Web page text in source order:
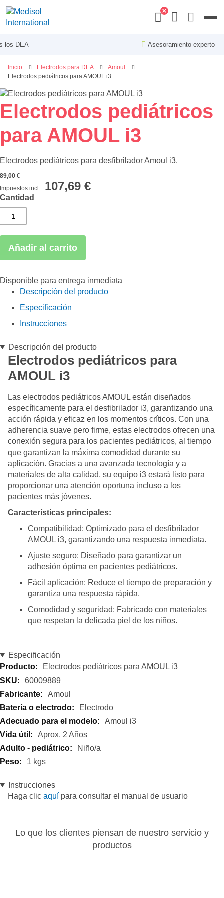
Asesoramiento experto
Inicio Electrodos para DEA
Amoul
Electrodos pediátricos para AMOUL i3
Saltar
al
final
la
galería
de
Saltar
al
de
la
galería
imágenes
Electrodos pediátricos
para AMOUL i3
Electrodos pediátricos para desfibrilador Amoul i3.
89,00 €
107,69 €
Cantidad
Añadir al carrito
Disponible para entrega inmediata
Descripción del producto
Especificación
Instrucciones
Descripción del producto
Electrodos pediátricos para
AMOUL i3
Las electrodos pediátricos AMOUL están diseñados
específicamente para el desfibrilador i3, garantizando una
acción rápida y eficaz en los momentos críticos. Con una
adherencia suave pero firme, estas electrodos ofrecen una
conexión segura para los pacientes pediátricos, al tiempo
que garantizan la máxima comodidad durante su
aplicación. Gracias a una avanzada tecnología y a
materiales de alta calidad, su equipo i3 estará listo para
proporcionar una atención oportuna incluso a los
pacientes más jóvenes.
Características principales:
Compatibilidad: Optimizado para el desfibrilador
AMOUL i3, garantizando una respuesta inmediata.
Ajuste seguro: Diseñado para garantizar un
adhesión óptima en pacientes pediátricos.
Fácil aplicación: Reduce el tiempo de preparación y
garantiza una respuesta rápida.
Comodidad y seguridad: Fabricado con materiales
que respetan la delicada piel de los niños.
Especificación
EspecificaciónElectrodos pediátricos para AMOUL i3
60009889
Amoul
Electrodo
Amoul i3
Aprox. 2 Años
Niño/a
1 kgs
Instrucciones
Haga clic aquí para consultar el manual de usuario
Lo que los clientes piensan de nuestro servicio y
productos